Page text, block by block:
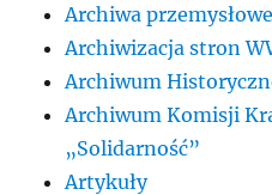
Archiwa przemysłowe
Archiwizacja stron
Archiwum
Archiwum Komisji
„Solidarność”
Artykuły